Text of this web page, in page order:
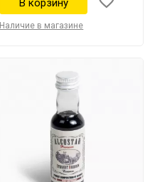
Наличие в магазине